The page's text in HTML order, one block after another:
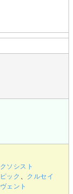
ソシスト
ック
クルセイ
ェント